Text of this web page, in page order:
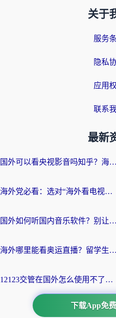
关于
服务
隐私
应用
联系我
最新
国外可以看央视影音吗知乎？海外党亲测有效的回国加速方案
海外党必看：选对“海外看电视剧软件”，再也不用愁国内剧刷不了
国外如何听国内音乐软件？别让地域限制，断了你的中文歌单
海外哪里能看奥运直播？留学生&海外华人必看的体育赛事观赛终极指南
12123交管在国外怎么使用不了？海外华人必看的无缝访问国内资源指南
下载App免